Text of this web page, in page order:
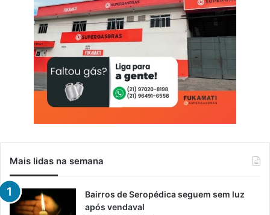
Mais lidas na semana
Bairros de Seropédica seguem sem luz
após vendaval